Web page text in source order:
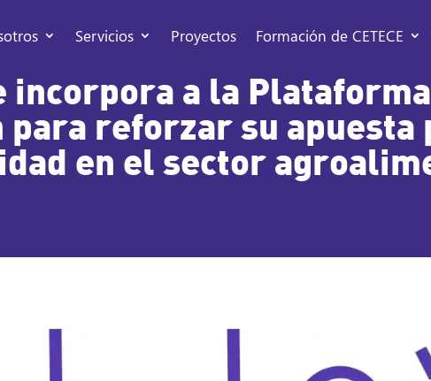
Servicios Proyectos Formación de CETECE
incorpora a la
para reforzar su apuesta
en el sector